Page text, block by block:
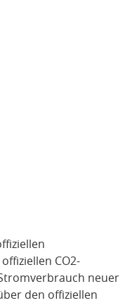
CO2-
neuer
den offiziellen